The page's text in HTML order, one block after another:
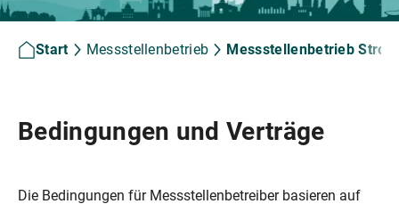
Start Messstellenbetrieb Messstellenbetrieb Strom
Bedingungen und Verträge
Die Bedingungen für Messstellenbetreiber basieren auf